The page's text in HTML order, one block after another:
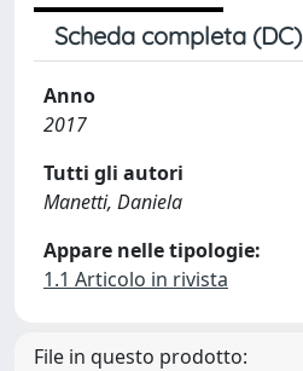
Scheda completa (DC)
Anno
2017
Tutti gli autori
Manetti, Daniela
Appare nelle tipologie:
1.1 Articolo in rivista
File in questo prodotto: